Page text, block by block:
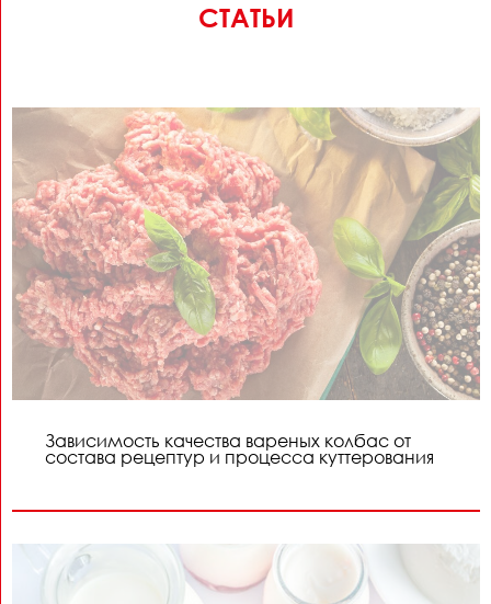
СТАТЬИ
Зависимость качества вареных колбас от
состава рецептур и процесса куттерования